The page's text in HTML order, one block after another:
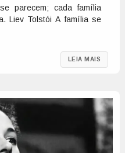
parecem; cada família
Liev Tolstói A família se
LEIA MAIS